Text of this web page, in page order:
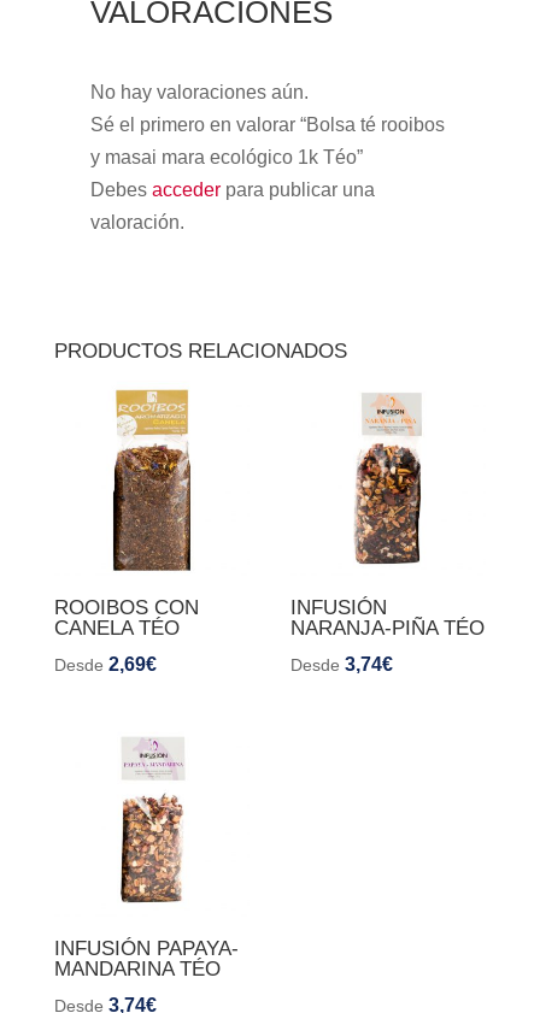
VALORACIONES
No hay valoraciones aún.
Sé el primero en valorar “Bolsa té rooibos
y masai mara ecológico 1k Téo”
Debes accederpara publicar una
valoración.
PRODUCTOS RELACIONADOS
ROOIBOS CON
CANELA TÉO
Desde 2,69€
INFUSIÓN
NARANJA-PIÑA TÉO
Desde3,74€
INFUSIÓN PAPAYA-
MANDARINA TÉO
Desde 3,74€